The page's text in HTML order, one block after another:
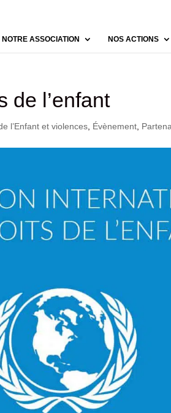
NOTRE ASSOCIATION NOS ACTIONS
de l’enfant
l’Enfant et violences Évènement